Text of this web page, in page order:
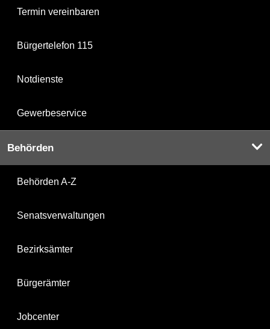
Termin vereinbaren
Bürgertelefon 115
Notdienste
Gewerbeservice
Behörden
Behörden A-Z
Senatsverwaltungen
Bezirksämter
Bürgerämter
Jobcenter